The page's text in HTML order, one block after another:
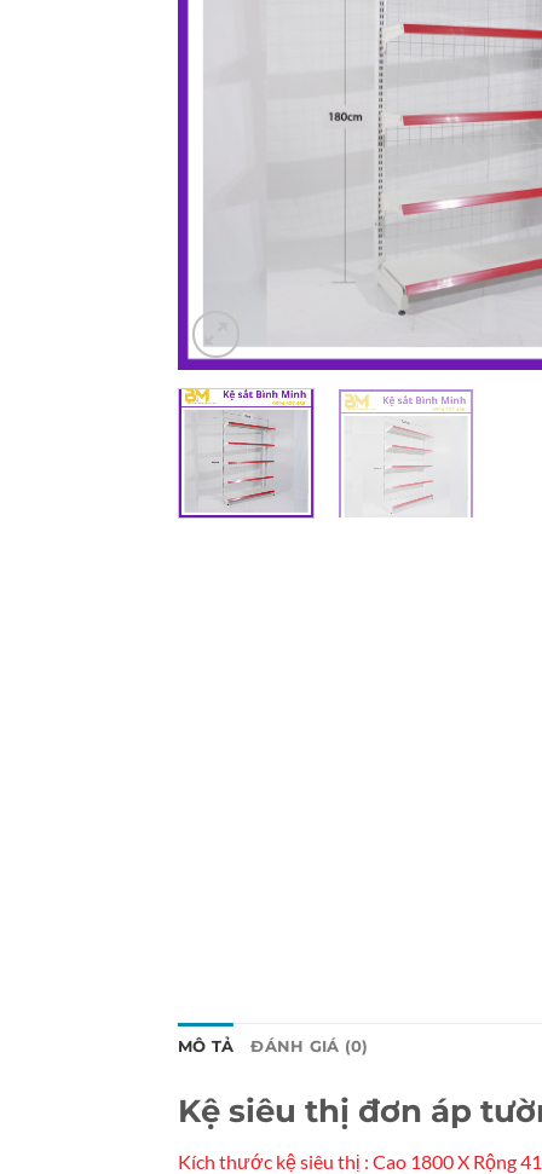
MÔ TẢ ĐÁNH GIÁ (0)
Kệ siêu thị đơn áp
Kích thước kệ siêu thị : Cao 1800 X Rộng